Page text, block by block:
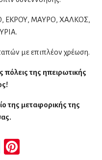
ΕΚΡΟΥ, ΜΑΥΡΟ, ΧΑΛΚΟΣ,
με επιπλέον χρέωση.
της ηπειρωτικής
της μεταφορικής της
Twitter